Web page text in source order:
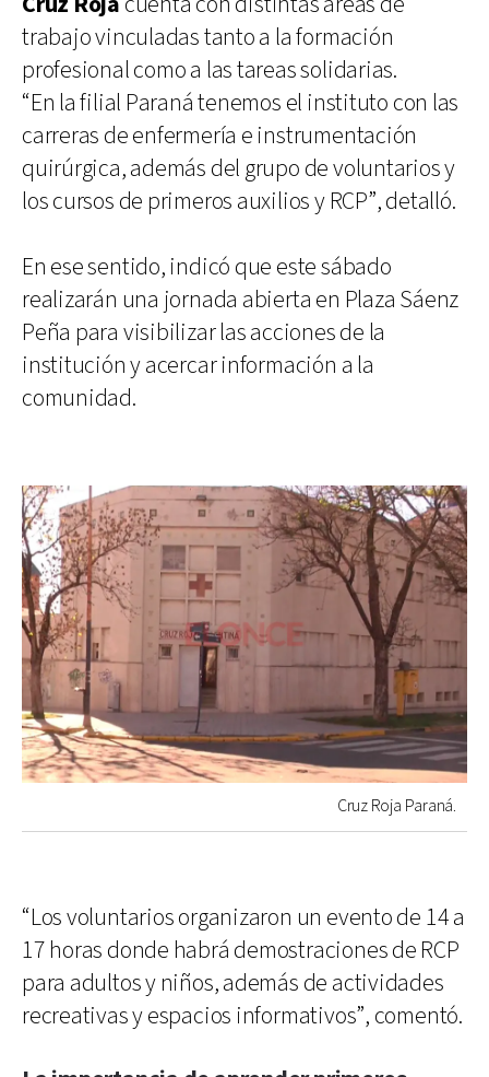
trabajo vinculadas tanto a la formación
profesional como a las tareas solidarias.
“En la filial Paraná tenemos el instituto con las
carreras de enfermería e instrumentación
quirúrgica, además del grupo de voluntarios y
los cursos de primeros auxilios y RCP”, detalló.
En ese sentido, indicó que este sábado
realizarán una jornada abierta en Plaza Sáenz
Peña para visibilizar las acciones de la
institución y acercar información a la
comunidad.
Cruz Roja Paraná.
“Los voluntarios organizaron un evento de 14 a
17 horas donde habrá demostraciones de RCP
para adultos y niños, además de actividades
recreativas y espacios informativos”, comentó.